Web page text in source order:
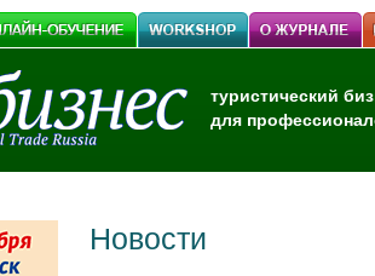
туристический
для
Новости